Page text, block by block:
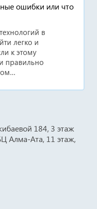
ошибки или что
в
легко и
к этому
правильно
184, 3 этаж
Алма-Ата, 11 этаж,